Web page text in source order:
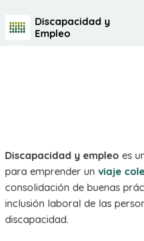
Discapacidad y
Empleo
Discapacidad y empleo es
para emprender un viaje
consolidación de buenas
inclusión laboral de las
discapacidad.